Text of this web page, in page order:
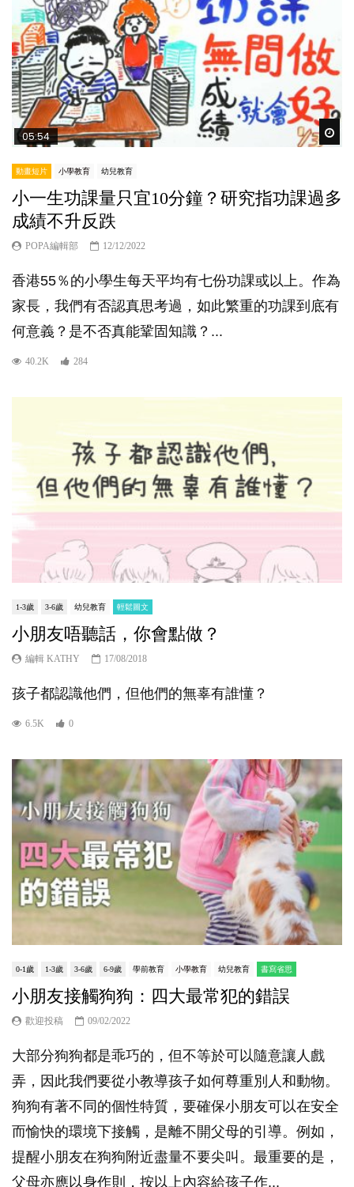
05:54
動畫短片 小學教育 幼兒教育
小一生功課量只宜10分鐘？研究指功課過多
成績不升反跌
POPA編輯部 12/12/2022
香港55％的小學生每天平均有七份功課或以上。作為
家長，我們有否認真思考過，如此繁重的功課到底有
何意義？是不否真能鞏固知識？...
40.2K 284
1-3歲 3-6歲 幼兒教育 輕鬆圖文
小朋友唔聽話，你會點做？
編輯 KATHY 17/08/2018
孩子都認識他們，但他們的無辜有誰懂？
6.5K 0
0-1歲 1-3歲 3-6歲 6-9歲 學前教育 小學教育 幼兒教育 書寫省思
小朋友接觸狗狗：四大最常犯的錯誤
歡迎投稿 09/02/2022
大部分狗狗都是乖巧的，但不等於可以隨意讓人戲
弄，因此我們要從小教導孩子如何尊重別人和動物。
狗狗有著不同的個性特質，要確保小朋友可以在安全
而愉快的環境下接觸，是離不開父母的引導。例如，
提醒小朋友在狗狗附近盡量不要尖叫。最重要的是，
父母亦應以身作則，按以上內容給孩子作...